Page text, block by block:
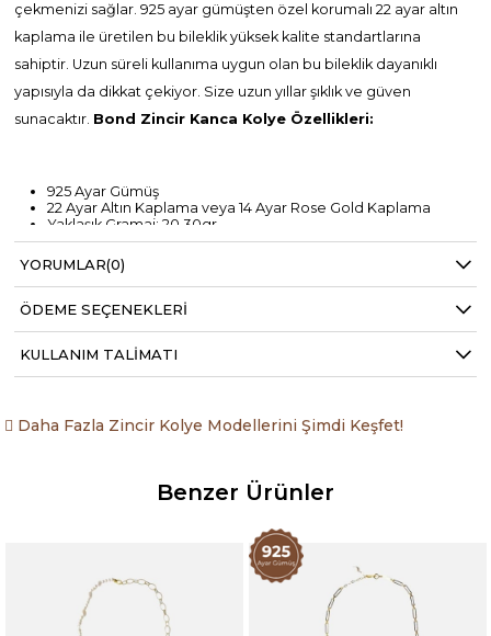
çekmenizi sağlar. 925 ayar gümüşten özel korumalı 22 ayar altın
kaplama ile üretilen bu bileklik yüksek kalite standartlarına
sahiptir. Uzun süreli kullanıma uygun olan bu bileklik dayanıklı
yapısıyla da dikkat çekiyor. Size uzun yıllar şıklık ve güven
sunacaktır. Bond Zincir Kanca Kolye Özellikleri:
925 Ayar Gümüş
22 Ayar Altın Kaplama veya 14 Ayar Rose Gold Kaplama
Yaklaşık Gramaj: 20,30gr
Yaklaşık kolye uzunluğu: 40 cm
Kolyenin özel tasarlanmış kanca şeklindeki kilidi kolyenin ön
kısmında yer alır.
Teslim süresi sipariş yoğunluğuna göre 3 ila 5 iş günü
arasında değişmektedir.
Tek olarak satılmaktadır.
veya özel mücevher temizleme bezi kullanmanızı öneririz. Sert
Saklama: Kolyenizi kullanmadığınız zamanlarda, ayrı bir
mücevher kutusu veya takı çantasında saklamanızı tavsiye
YORUMLAR(0)
ÖDEME SEÇENEKLERI
KULLANIM TALIMATI
Daha Fazla Zincir Kolye Modellerini Şimdi Keşfet!
Benzer Ürünler